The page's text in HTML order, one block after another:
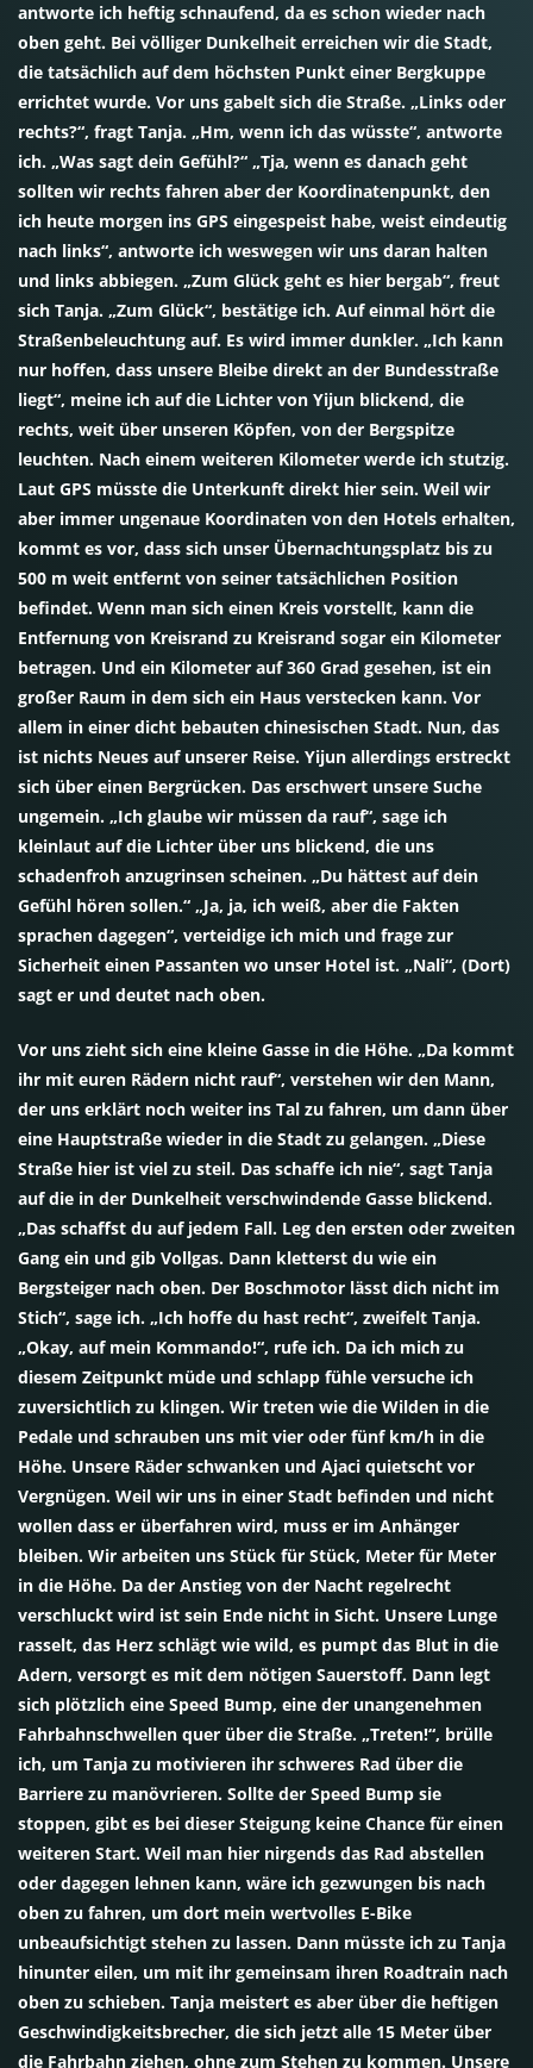
antworte ich heftig schnaufend, da es schon wieder nach
oben geht. Bei völliger Dunkelheit erreichen wir die Stadt,
die tatsächlich auf dem höchsten Punkt einer Bergkuppe
errichtet wurde. Vor uns gabelt sich die Straße. „Links oder
rechts?“, fragt Tanja. „Hm, wenn ich das wüsste“, antworte
ich. „Was sagt dein Gefühl?“ „Tja, wenn es danach geht
sollten wir rechts fahren aber der Koordinatenpunkt, den
ich heute morgen ins GPS eingespeist habe, weist eindeutig
nach links“, antworte ich weswegen wir uns daran halten
und links abbiegen. „Zum Glück geht es hier bergab“, freut
sich Tanja. „Zum Glück“, bestätige ich. Auf einmal hört die
Straßenbeleuchtung auf. Es wird immer dunkler. „Ich kann
nur hoffen, dass unsere Bleibe direkt an der Bundesstraße
liegt“, meine ich auf die Lichter von Yijun blickend, die
rechts, weit über unseren Köpfen, von der Bergspitze
leuchten. Nach einem weiteren Kilometer werde ich stutzig.
Laut GPS müsste die Unterkunft direkt hier sein. Weil wir
aber immer ungenaue Koordinaten von den Hotels erhalten,
kommt es vor, dass sich unser Übernachtungsplatz bis zu
500 m weit entfernt von seiner tatsächlichen Position
befindet. Wenn man sich einen Kreis vorstellt, kann die
Entfernung von Kreisrand zu Kreisrand sogar ein Kilometer
betragen. Und ein Kilometer auf 360 Grad gesehen, ist ein
großer Raum in dem sich ein Haus verstecken kann. Vor
allem in einer dicht bebauten chinesischen Stadt. Nun, das
ist nichts Neues auf unserer Reise. Yijun allerdings erstreckt
sich über einen Bergrücken. Das erschwert unsere Suche
ungemein. „Ich glaube wir müssen da rauf“, sage ich
kleinlaut auf die Lichter über uns blickend, die uns
schadenfroh anzugrinsen scheinen. „Du hättest auf dein
Gefühl hören sollen.“ „Ja, ja, ich weiß, aber die Fakten
sprachen dagegen“, verteidige ich mich und frage zur
Sicherheit einen Passanten wo unser Hotel ist. „Nali“, (Dort)
sagt er und deutet nach oben.
Vor uns zieht sich eine kleine Gasse in die Höhe. „Da kommt
ihr mit euren Rädern nicht rauf“, verstehen wir den Mann,
der uns erklärt noch weiter ins Tal zu fahren, um dann über
eine Hauptstraße wieder in die Stadt zu gelangen. „Diese
Straße hier ist viel zu steil. Das schaffe ich nie“, sagt Tanja
auf die in der Dunkelheit verschwindende Gasse blickend.
„Das schaffst du auf jedem Fall. Leg den ersten oder zweiten
Gang ein und gib Vollgas. Dann kletterst du wie ein
Bergsteiger nach oben. Der Boschmotor lässt dich nicht im
Stich“, sage ich. „Ich hoffe du hast recht“, zweifelt Tanja.
„Okay, auf mein Kommando!“, rufe ich. Da ich mich zu
diesem Zeitpunkt müde und schlapp fühle versuche ich
zuversichtlich zu klingen. Wir treten wie die Wilden in die
Pedale und schrauben uns mit vier oder fünf km/h in die
Höhe. Unsere Räder schwanken und Ajaci quietscht vor
Vergnügen. Weil wir uns in einer Stadt befinden und nicht
wollen dass er überfahren wird, muss er im Anhänger
bleiben. Wir arbeiten uns Stück für Stück, Meter für Meter
in die Höhe. Da der Anstieg von der Nacht regelrecht
verschluckt wird ist sein Ende nicht in Sicht. Unsere Lunge
rasselt, das Herz schlägt wie wild, es pumpt das Blut in die
Adern, versorgt es mit dem nötigen Sauerstoff. Dann legt
sich plötzlich eine Speed Bump, eine der unangenehmen
Fahrbahnschwellen quer über die Straße. „Treten!“, brülle
ich, um Tanja zu motivieren ihr schweres Rad über die
Barriere zu manövrieren. Sollte der Speed Bump sie
stoppen, gibt es bei dieser Steigung keine Chance für einen
weiteren Start. Weil man hier nirgends das Rad abstellen
oder dagegen lehnen kann, wäre ich gezwungen bis nach
oben zu fahren, um dort mein wertvolles E-Bike
unbeaufsichtigt stehen zu lassen. Dann müsste ich zu Tanja
hinunter eilen, um mit ihr gemeinsam ihren Roadtrain nach
oben zu schieben. Tanja meistert es aber über die heftigen
Geschwindigkeitsbrecher, die sich jetzt alle 15 Meter über
die Fahrbahn ziehen, ohne zum Stehen zu kommen. Unsere